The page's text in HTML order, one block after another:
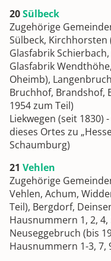
20Sülbeck
Zugehörige
Sülbeck, Kirchhorsten
Glasfabrik
Glasfabrik
Oheimb),
Bruchhof, Brandshof,
1954 zum Teil)
Liekwegen (seit 1830)
dieses Ortes zu
Schaumburg)
21 Vehlen
Zugehörige
Vehlen, Achum,
Teil), Bergdorf,
Hausnummern 1, 2, 4,
Neuseggebruch (bis
Hausnummern 1-3, 7,